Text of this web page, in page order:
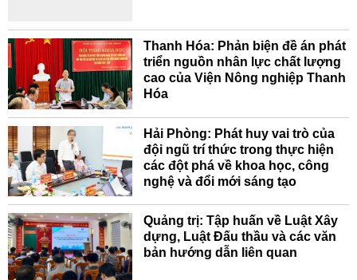
Thanh Hóa: Phản biện đề án phát
triển nguồn nhân lực chất lượng
cao của Viện Nông nghiệp Thanh
Hóa
Hải Phòng: Phát huy vai trò của
đội ngũ trí thức trong thực hiện
các đột phá về khoa học, công
nghệ và đổi mới sáng tạo
Quảng trị: Tập huấn về Luật Xây
dựng, Luật Đấu thầu và các văn
bản hướng dẫn liên quan